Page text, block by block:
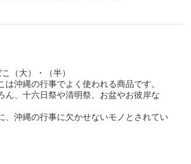
（大）・（半）
は沖縄の行事でよく使われる商品です。
ん、十六日祭や清明祭、お盆やお彼岸な
、沖縄の行事に欠かせないモノとされてい